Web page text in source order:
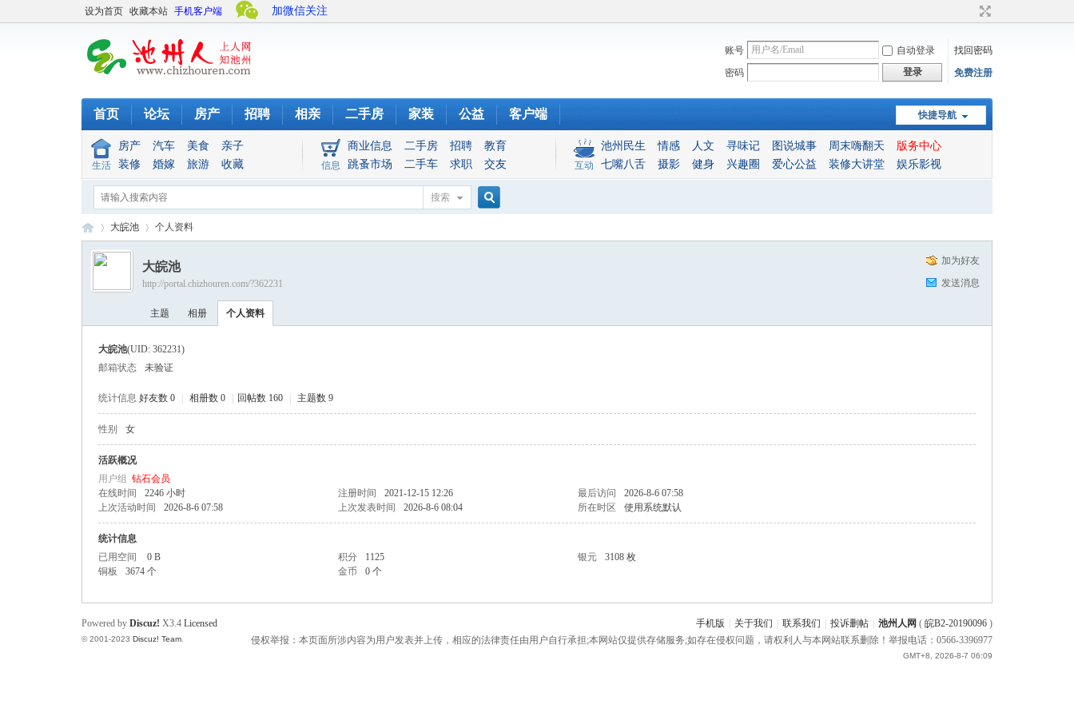
设为首页 收藏本站 手机客户端
账号 自动登录
找回密码
密码
登录 免费注册
快捷导航
首页 论坛 房产 招聘 相亲 二手房 家装 公益 客户端
生活
房产 汽车 美食
亲子
装修
婚嫁 旅游 收藏 信息
商业信息 二手房 招聘
教育
跳蚤市场
二手车 求职 交友 互动
池州民生 情感 人文 寻味记 图说城事 周末嗨翻天
版务中心
七嘴八舌
摄影 健身 兴趣圈 爱心公益 装修大讲堂 娱乐影视
加微信关注
搜索
›
大皖池 个人资料
加为好友
发送消息
大皖池
http://portal.chizhouren.com/?362231
主题 相册 个人资料
大皖池(UID: 362231)
邮箱状态
未验证
统计信息 好友数 0 相册数 0 回帖数 160 主题数 9
性别 女
活跃概况
用户组 钻石会员
在线时间
2246 小时 注册时间 2021-12-15 12:26 最后访问
2026-8-6 07:58
上次活动时间
2026-8-6 07:58 上次发表时间 2026-8-6 08:04 所在时区 使用系统默认
统计信息
已用空间
0 B 积分 1125 银元
3108 枚
铜板
3674 个 金币 0 个
手机版 关于我们 联系我们 投诉删帖 池州人网 ( 皖B2-20190096 )
侵权举报：本页面所涉内容为用户发表并上传，相应的法律责任由用户自行承担;本网站仅提供存储服务;如存在侵权问题，请权利人与本网站联系删除！举报电话：0566-3396977
GMT+8, 2026-8-7 06:09
Powered by Discuz! X3.4 Licensed
© 2001-2023 Discuz! Team